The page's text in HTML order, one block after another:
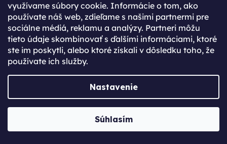
využívame súbory cookie. Informácie o tom, ako
používate náš web, zdieľame s našimi partnermi pre
sociálne médiá, reklamu a analýzy. Partneri môžu
tieto údaje skombinovať s ďalšími informáciami, ktoré
ste im poskytli, alebo ktoré získali v dôsledku toho, že
používate ich služby.
Nastavenie
Súhlasím
Prečo sa zaregistrovať?
Rýchlejší nákup vďaka uloženým údajom
Prehľad o stave objednávky
Kompletná história objednávok
Špeciálne akcie, novinky a zľavy pre